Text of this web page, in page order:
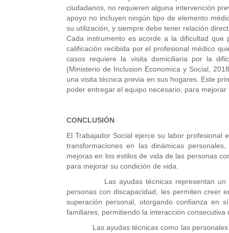
ciudadanos, no requieren alguna intervención
apoyo no incluyen ningún tipo de elemento
su utilización, y siempre debe tener relación
Cada instrumento es acorde a la dificultad
calificación recibida por el profesional médico
casos requiere la visita domiciliaria por la
(Ministerio de Inclusion Economica y Social,
una visita técnica previa en sus hogares. Este
poder entregar el equipo necesario, para mejorar
CONCLUSIÓN
El Trabajador Social ejerce su labor profesional
transformaciones en las dinámicas
mejoras en los estilos de vida de las personas
para mejorar su condición de vida.
Las ayudas técnicas representan un
personas con discapacidad, les permiten creer
superación personal, otorgando confianza en
familiares, permitiendo la interacción
Las ayudas técnicas como las personales